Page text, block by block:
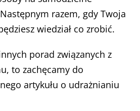
razem, gdy Twoja
wiedział co zrobić.
porad związanych z
to zachęcamy do
artykułu o udrażnianiu